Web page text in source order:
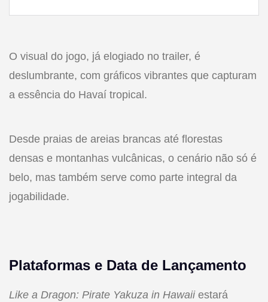
O visual do jogo, já elogiado no trailer, é
deslumbrante, com gráficos vibrantes que capturam
a essência do Havaí tropical.
Desde praias de areias brancas até florestas
densas e montanhas vulcânicas, o cenário não só é
belo, mas também serve como parte integral da
jogabilidade.
Plataformas e Data de Lançamento
Like a Dragon: Pirate Yakuza in Hawaiiestará